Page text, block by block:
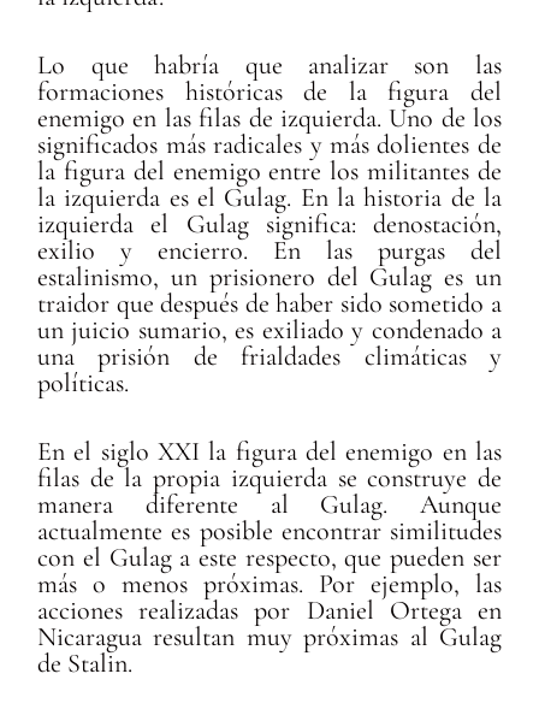
Lo que habría que analizar son las
formaciones históricas de la figura del
enemigo en las filas de izquierda. Uno de los
significados más radicales y más dolientes de
la figura del enemigo entre los militantes de
la izquierda es el Gulag. En la historia de la
izquierda el Gulag significa: denostación,
exilio y encierro. En las purgas del
estalinismo, un prisionero del Gulag es un
traidor que después de haber sido sometido a
un juicio sumario, es exiliado y condenado a
una prisión de frialdades climáticas y
políticas.
En el siglo XXI la figura del enemigo en las
filas de la propia izquierda se construye de
manera diferente al Gulag. Aunque
actualmente es posible encontrar similitudes
con el Gulag a este respecto, que pueden ser
más o menos próximas. Por ejemplo, las
acciones realizadas por Daniel Ortega en
Nicaragua resultan muy próximas al Gulag
de Stalin.